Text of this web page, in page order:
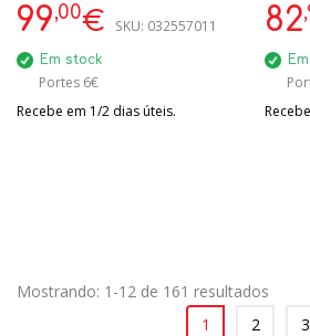
99,00€ SKU: 032557011
Em stock
Portes 6€
Recebe em 1/2 dias úteis.
82
Mostrando: 1-12 de 161 resultados
1
2 3